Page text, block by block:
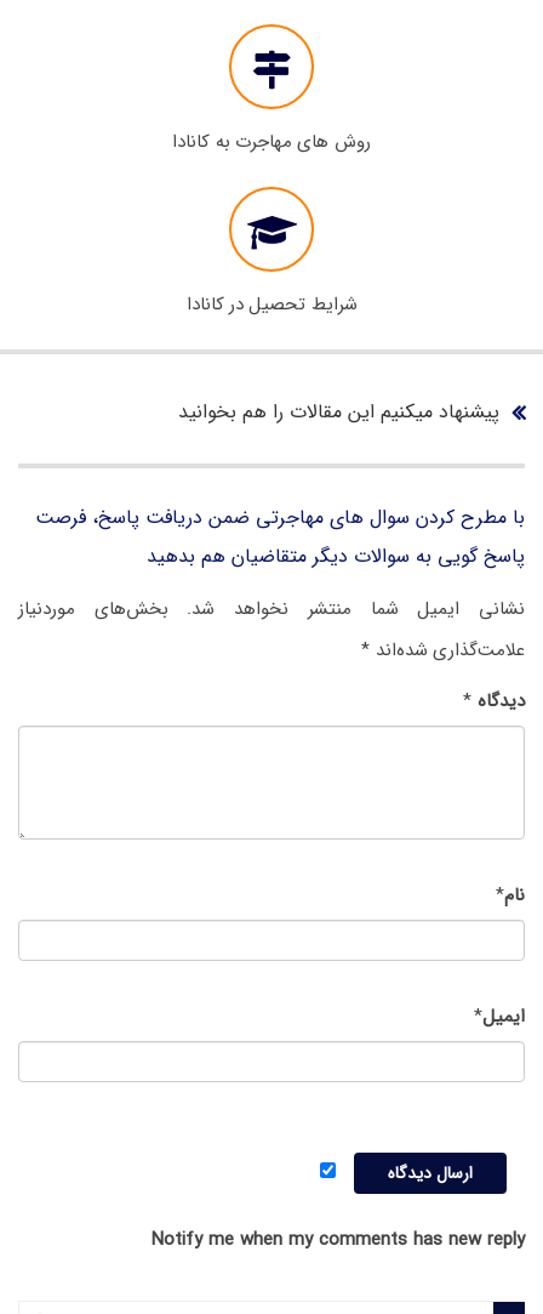
روش های مهاجرت به کانادا
شرایط تحصیل در کانادا
پیشنهاد میکنیم این مقالات را هم بخوانید
با مطرح کردن سوال های مهاجرتی ضمن دریافت پاسخ، فرصت
پاسخ گویی به سوالات دیگر متقاضیان هم بدهید
نشانی ایمیل شما منتشر نخواهد شد. بخش‌های موردنیاز
علامت‌گذاری شده‌اند *
دیدگاه *
نام*
ایمیل*
Notify me when my comments has new reply